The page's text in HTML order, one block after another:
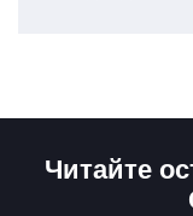
Читайте